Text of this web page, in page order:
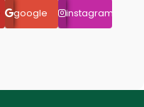
google instagram